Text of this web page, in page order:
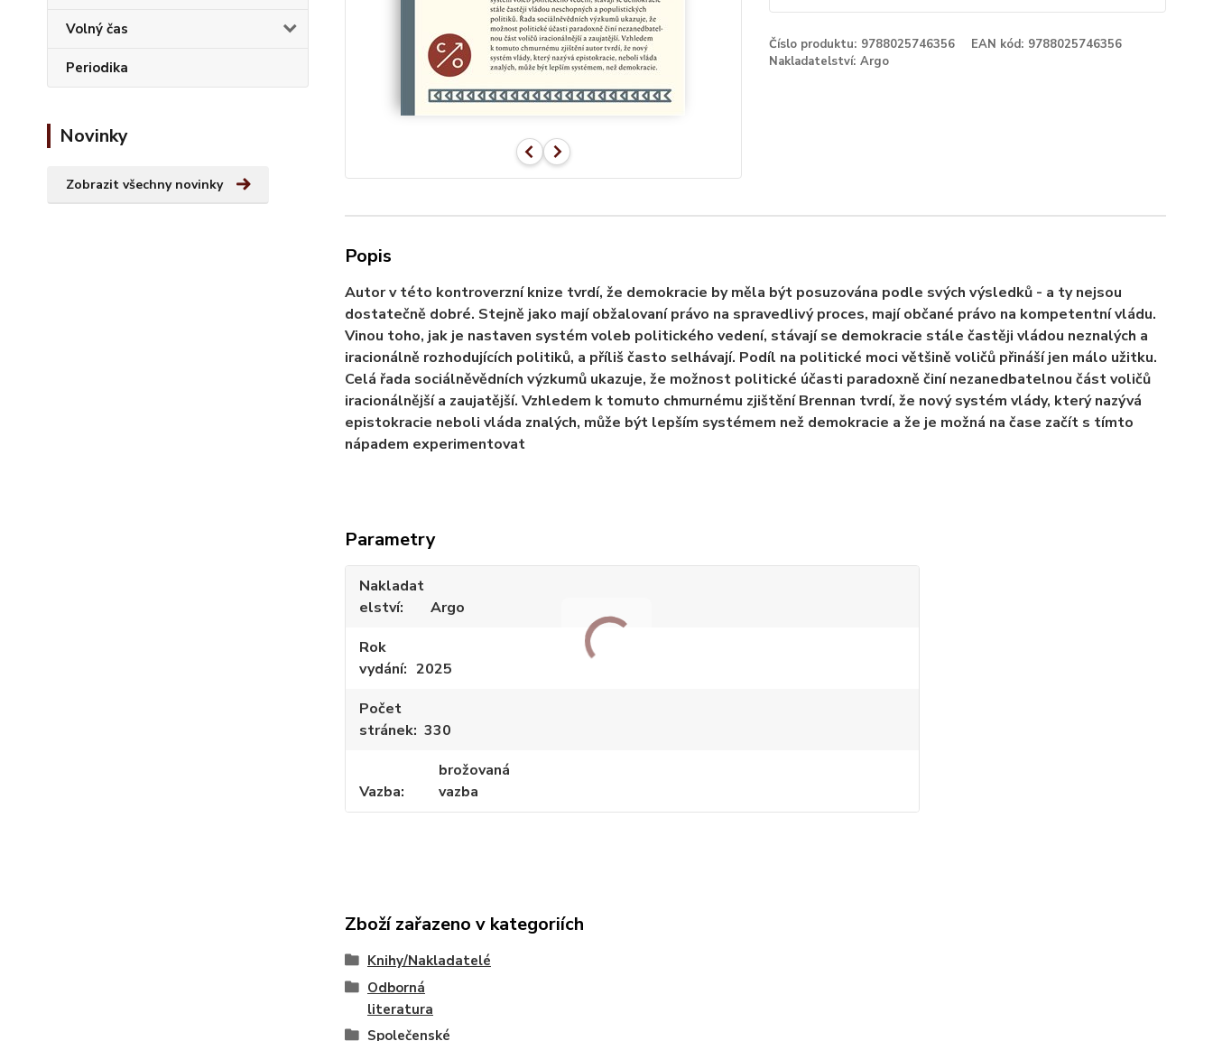
Volný čas
Periodika
Novinky
Zobrazit všechny novinky
Číslo produktu: 9788025746356 EAN kód: 9788025746356
Nakladatelství: Argo
Popis
Autor v této kontroverzní knize tvrdí, že demokracie by měla být posuzována podle svých výsledků - a ty nejsou
dostatečně dobré. Stejně jako mají obžalovaní právo na spravedlivý proces, mají občané právo na kompetentní vládu.
Vinou toho, jak je nastaven systém voleb politického vedení, stávají se demokracie stále častěji vládou neznalých a
iracionálně rozhodujících politiků, a příliš často selhávají. Podíl na politické moci většině voličů přináší jen málo užitku.
Celá řada sociálněvědních výzkumů ukazuje, že možnost politické účasti paradoxně činí nezanedbatelnou část voličů
iracionálnější a zaujatější. Vzhledem k tomuto chmurnému zjištění Brennan tvrdí, že nový systém vlády, který nazývá
epistokracie neboli vláda znalých, může být lepším systémem než demokracie a že je možná na čase začít s tímto
nápadem experimentovat
Parametry
Nakladat
elství
Argo
Rok
vydání
2025
Počet
stránek 330
Vazba
brožovaná
vazba
Zboží zařazeno v kategoriích
Knihy/Nakladatelé
Odborná
literatura
Společenské